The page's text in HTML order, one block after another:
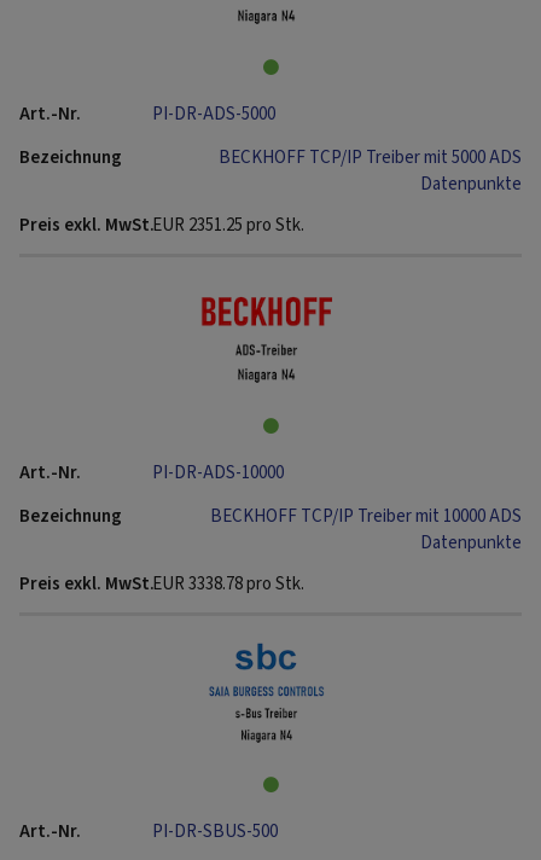
PI-DR-ADS-5000
BECKHOFF TCP/IP Treiber mit 5000 ADS
Datenpunkte
EUR 2351.25pro Stk.
PI-DR-ADS-10000
BECKHOFF TCP/IP Treiber mit 10000 ADS
Datenpunkte
EUR3338.78pro Stk.
PI-DR-SBUS-500